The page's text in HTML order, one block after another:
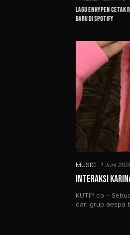
Lagu ENHYPEN
Baru di Spotify
MUSIC 1 Juni
Interaksi Karina
KUTIP.co –
dari grup aespa